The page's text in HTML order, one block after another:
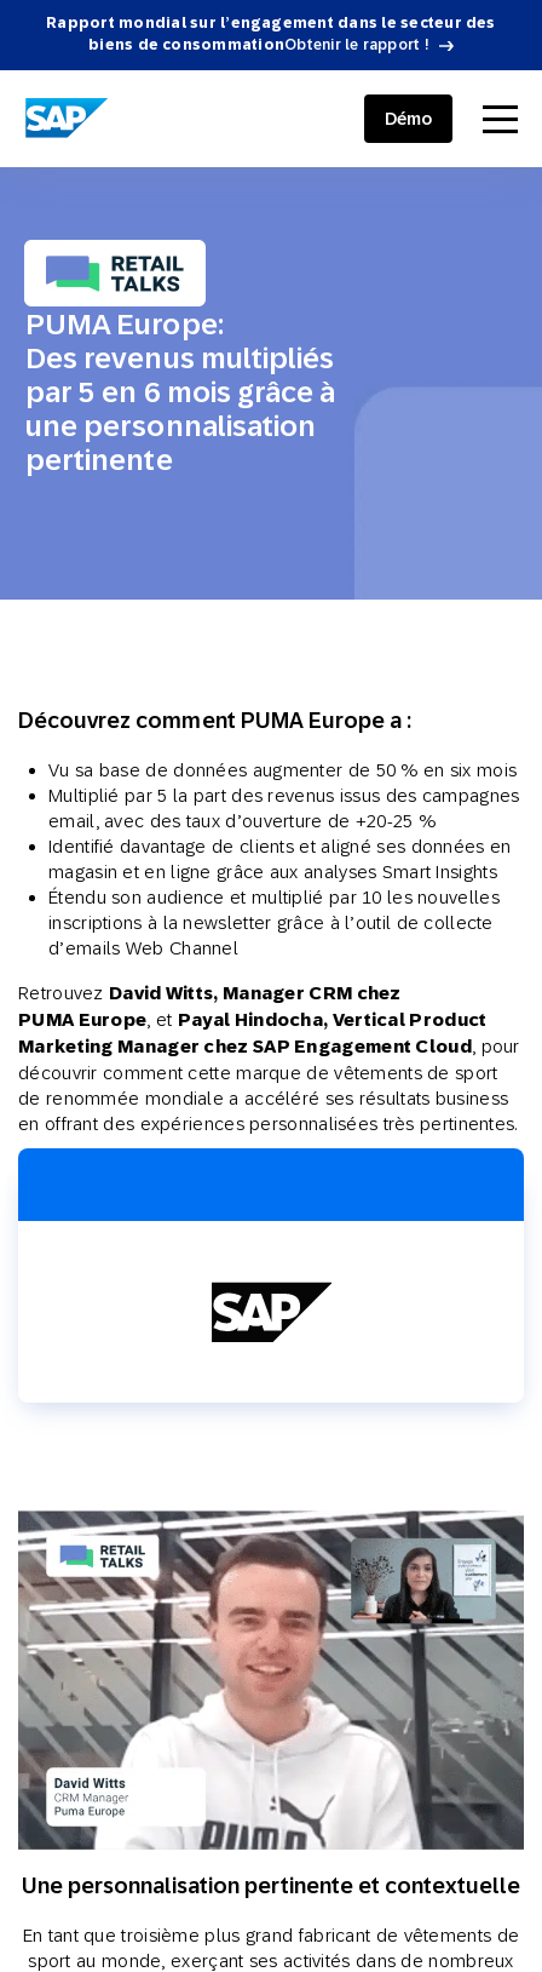
Rapport mondial sur l’engagement dans le secteur des
biens de consommationObtenir le rapport !
SAP ENGAGEMENT CLOUD menu
Démo
PUMA Europe:
Des revenus multipliés
par 5 en 6 mois grâce à
une personnalisation
pertinente
Découvrez comment PUMA Europe a :
Vu sa base de données augmenter de 50 % en six mois
Multiplié par 5 la part des revenus issus des campagnes
email, avec des taux d’ouverture de +20-25 %
Identifié davantage de clients et aligné ses données en
magasin et en ligne grâce aux analyses Smart Insights
Étendu son audience et multiplié par 10 les nouvelles
inscriptions à la newsletter grâce à l’outil de collecte
d’emails Web Channel
Retrouvez David Witts, Manager CRM chez
PUMA Europe , et Payal Hindocha, Vertical Product
Marketing Manager chez SAP Engagement Cloud, pour
découvrir comment cette marque de vêtements de sport
de renommée mondiale a accéléré ses résultats business
en offrant des expériences personnalisées très pertinentes.
Une personnalisation pertinente et contextuelle
En tant que troisième plus grand fabricant de vêtements de
sport au monde, exerçant ses activités dans de nombreux